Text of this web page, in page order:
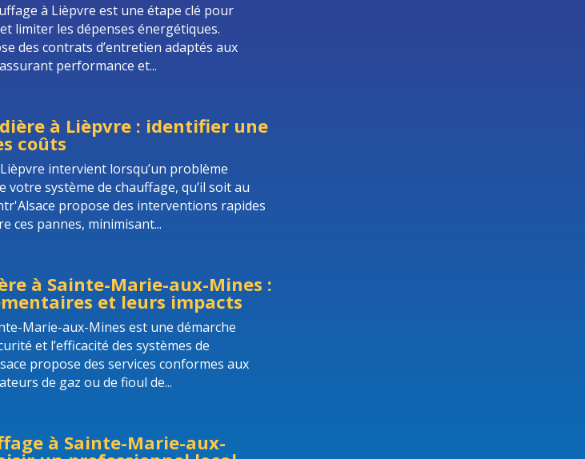
à Lièpvre est une étape clé pour
limiter les dépenses énergétiques.
des contrats d’entretien adaptés aux
performance et...
à Lièpvre : identifier une
coûts
intervient lorsqu’un problème
système de chauffage, qu’il soit au
propose des interventions rapides
ces pannes, minimisant...
à Sainte-Marie-aux-Mines :
et leurs impacts
Marie-aux-Mines est une démarche
et l’efficacité des systèmes de
propose des services conformes aux
de gaz ou de fioul de...
à Sainte-Marie-aux-